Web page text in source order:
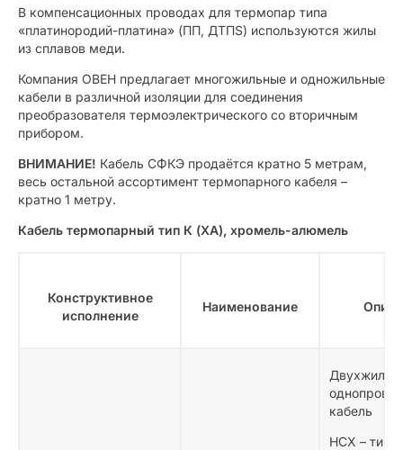
В компенсационных проводах для термопар типа
«платинородий-платина» (ПП, ДТПS) используются жилы
из сплавов меди.
Компания ОВЕН предлагает многожильные и одножильные
кабели в различной изоляции для соединения
преобразователя термоэлектрического со вторичным
прибором.
ВНИМАНИЕ! Кабель СФКЭ продаётся кратно 5 метрам,
весь остальной ассортимент термопарного кабеля –
кратно 1 метру.
Кабель термопарный тип К (ХА), хромель-алюмель
Конструктивное
исполнение
Наименование
кабель
НСХ – тип